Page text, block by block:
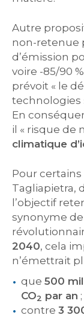
Autre
non-retenue
d’émission
voire -85/90
prévoit « le
technologies
En
il « risque de
climatique
Pour
Tagliapietra,
l’objectif
synonyme de
2040, cela
n’émettrait
que 500
CO2 par an ;
contre 3